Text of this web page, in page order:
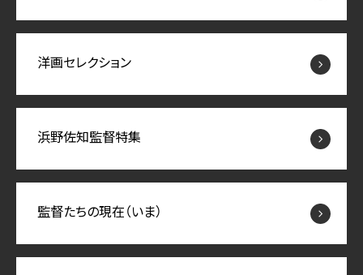
洋画セレクション
浜野佐知監督特集
監督たちの現在（いま）